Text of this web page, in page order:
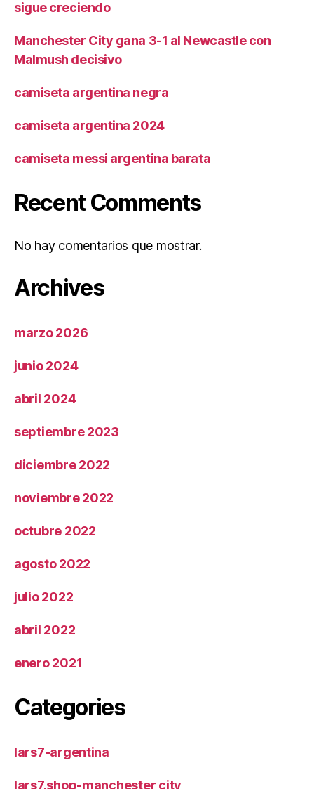
sigue creciendo
Manchester City gana 3-1 al Newcastle con
Malmush decisivo
camiseta argentina negra
camiseta argentina 2024
camiseta messi argentina barata
Recent Comments
No hay comentarios que mostrar.
Archives
marzo 2026
junio 2024
abril 2024
septiembre 2023
diciembre 2022
noviembre 2022
octubre 2022
agosto 2022
julio 2022
abril 2022
enero 2021
Categories
lars7-argentina
lars7.shop-manchester city